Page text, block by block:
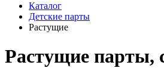
Каталог
Детские парты
Растущие
Растущие парты,